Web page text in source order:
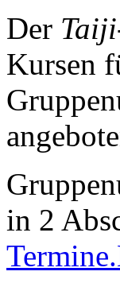
Der
Kursen
in 2